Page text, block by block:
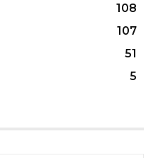
108
107
51
5